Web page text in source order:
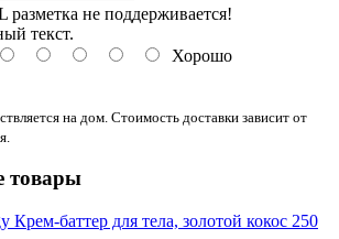
разметка не поддерживается!
текст.
Хорошо
на дом. Стоимость доставки зависит от
товары